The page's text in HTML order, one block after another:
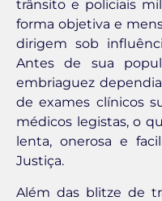
trânsito e policiais
forma objetiva e
dirigem sob
Antes de sua
embriaguez
de exames clínicos
médicos legistas, o
lenta, onerosa e
Justiça.
Além das blitze de